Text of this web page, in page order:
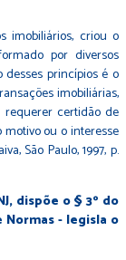
imobiliários, criou o
por diversos
desses princípios é o
imobiliárias,
requerer certidão de
motivo ou o interesse
São Paulo, 1997, p.
dispõe o § 3º do
Normas - legisla o